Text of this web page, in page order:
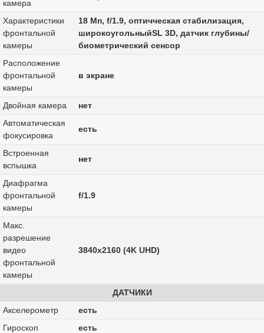
камера
Характеристики
фронтальной
камеры
18 Мп, f/1.9, оптичческая стабилизация,
широкоугольныйSL 3D, датчик глубины/
биометрический сенсор
Расположение
фронтальной
камеры
в экране
Двойная камера
нет
Автоматическая
фокусировка
есть
Встроенная
вспышка
нет
Диафрагма
фронтальной
камеры
f/1.9
Макс.
разрешение
видео
фронтальной
камеры
3840x2160 (4K UHD)
ДАТЧИКИ
Акселерометр
есть
Гироскоп
есть